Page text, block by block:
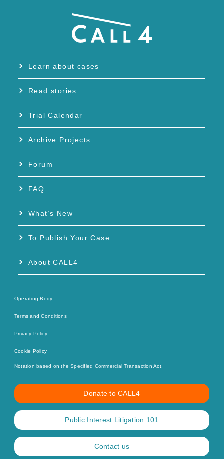
Learn about cases
Read stories
Trial Calendar
Archive Projects
Forum
FAQ
What’s New
To Publish Your Case
About CALL4
Operating Body
Terms and Conditions
Privacy Policy
Cookie Policy
Notation based on the Specified Commercial Transaction Act.
Donate to CALL4
Public Interest Litigation 101
Contact us